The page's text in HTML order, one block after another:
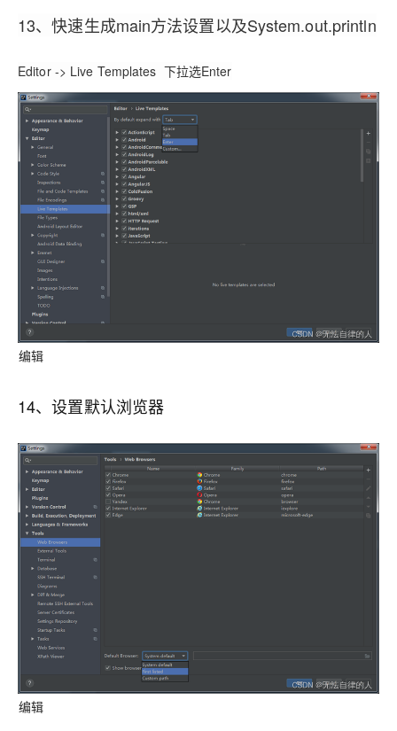
13、快速生成main方法设置以及System.out.println
Editor -> Live Templates 下拉选Enter
编辑
14、设置默认浏览器
编辑